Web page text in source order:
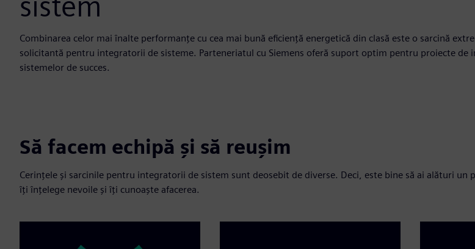
Combinarea celor mai înalte performanțe cu cea mai bună eficiență energetică din clasă este o sarcină
solicitantă pentru integratorii de sisteme. Parteneriatul cu Siemens oferă suport optim pentru proiecte de
sistemelor de succes.
Să facem echipă și să reușim
Cerințele și sarcinile pentru integratorii de sistem sunt deosebit de diverse. Deci, este bine să ai alături un
îți înțelege nevoile și îți cunoaște afacerea.